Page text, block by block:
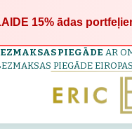
15%ādas
PIEGĀDE AR
PIEGĀDE